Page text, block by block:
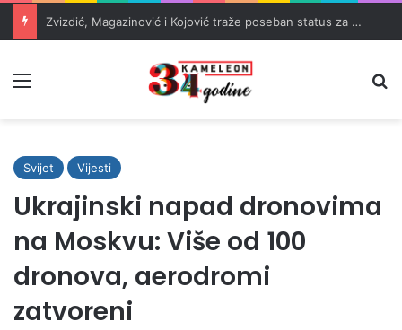
Zvizdić, Magazinović i Kojović traže poseban status za Memorijalni centar Srebrenica
Svijet Vijesti
Ukrajinski napad dronovima
na Moskvu: Više od 100
dronova, aerodromi
zatvoreni